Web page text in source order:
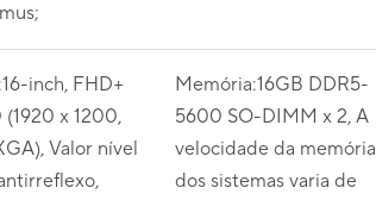
inch, FHD+
(1920 x 1200,
Valor nível
Memória:16GB DDR5-
5600 SO-DIMM x 2, A
velocidade da memória
dos sistemas varia de